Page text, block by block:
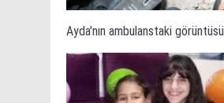
Ayda'nın ambulanstaki görüntüsü